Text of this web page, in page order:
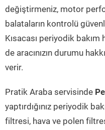
değiştirmeniz, motor
balataların kontrolü
Kısacası periyodik
de aracınızın durumu
verir.
Pratik Araba servisinde
yaptırdığınız periyodik
filtresi, hava ve polen